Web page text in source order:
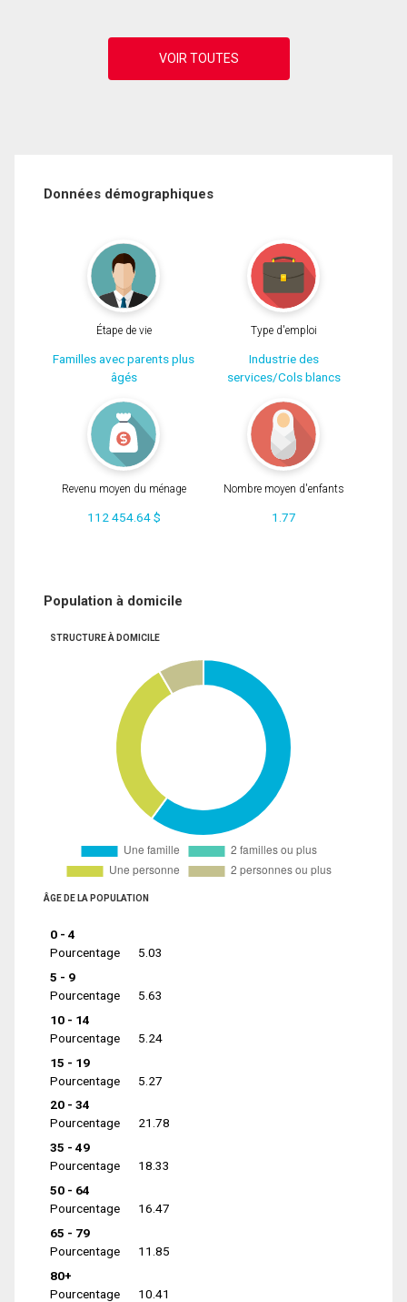
Données démographiques
Étape de vie
Familles avec parents plus
âgés
Type d'emploi
Industrie des
services/Cols blancs
Revenu moyen du ménage
112 454.64 $
Nombre moyen d'enfants
1.77
Population à domicile
STRUCTURE À DOMICILE
ÂGE DE LA POPULATION
0 - 4
Pourcentage
5.03
5 - 9
Pourcentage
5.63
10 - 14
Pourcentage
5.24
15 - 19
Pourcentage
5.27
20 - 34
Pourcentage
21.78
35 - 49
Pourcentage
18.33
50 - 64
Pourcentage
16.47
65 - 79
Pourcentage
11.85
80+
Pourcentage
10.41